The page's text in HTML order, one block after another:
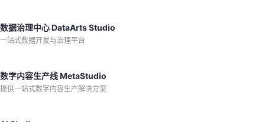
数据治理中心 DataArts Studio
一站式数据开发与治理平台
数字内容生产线 MetaStudio
提供一站式数字内容生产解决方案